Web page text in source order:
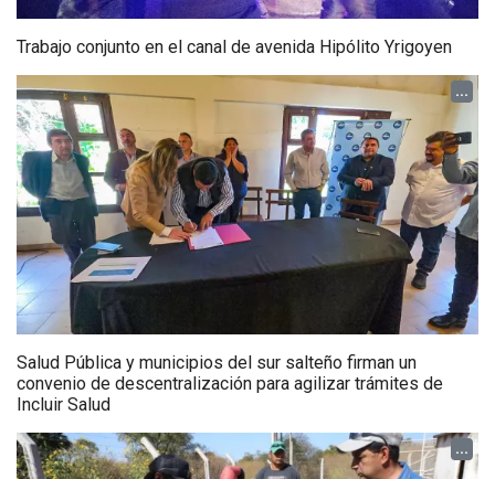
Trabajo conjunto en el canal de avenida Hipólito Yrigoyen
...
Salud Pública y municipios del sur salteño firman un
convenio de descentralización para agilizar trámites de
Incluir Salud
...